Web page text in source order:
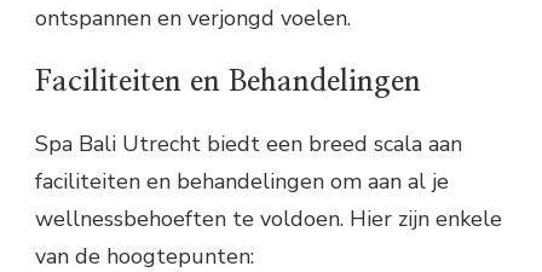
ontspannen en verjongd voelen.
Faciliteiten en Behandelingen
Spa Bali Utrecht biedt een breed scala aan
faciliteiten en behandelingen om aan al je
wellnessbehoeften te voldoen. Hier zijn enkele
van de hoogtepunten: